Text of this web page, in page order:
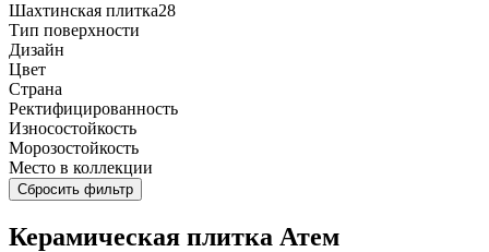
Шахтинская плитка28
Тип поверхности
Дизайн
Цвет
Страна
Ректифицированность
Износостойкость
Морозостойкость
Место в коллекции
Сбросить фильтр
Керамическая плитка Атем